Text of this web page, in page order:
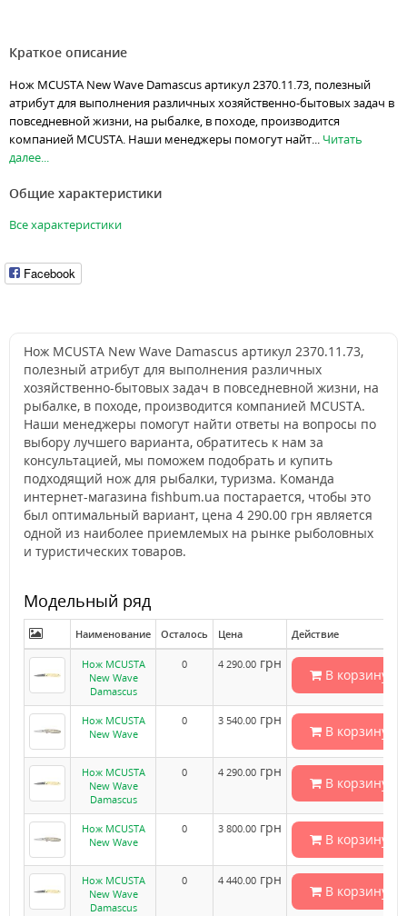
Краткое описание
Нож MCUSTA New Wave Damascus артикул 2370.11.73, полезный
атрибут для выполнения различных хозяйственно-бытовых задач в
повседневной жизни, на рыбалке, в походе, производится
компанией MCUSTA. Наши менеджеры помогут найт... Читать
далее...
Общие характеристики
Все характеристики
Facebook
Нож MCUSTA New Wave Damascus артикул 2370.11.73,
полезный атрибут для выполнения различных
хозяйственно-бытовых задач в повседневной жизни, на
рыбалке, в походе, производится компанией MCUSTA.
Наши менеджеры помогут найти ответы на вопросы по
выбору лучшего варианта, обратитесь к нам за
консультацией, мы поможем подобрать и купить
подходящий нож для рыбалки, туризма. Команда
интернет-магазина fishbum.ua постарается, чтобы это
был оптимальный вариант, цена 4 290.00 грн является
одной из наиболее приемлемых на рынке рыболовных
и туристических товаров.
Модельный ряд
Наименование Осталось Цена Действие
Нож MCUSTA
New Wave
Damascus
0 4 290.00 грн
В корзину
Нож MCUSTA
New Wave
0 3 540.00 грн
В корзину
Нож MCUSTA
New Wave
Damascus
0 4 290.00 грн
В корзину
Нож MCUSTA
New Wave
0 3 800.00 грн
В корзину
Нож MCUSTA
New Wave
Damascus
0 4 440.00 грн
В корзину